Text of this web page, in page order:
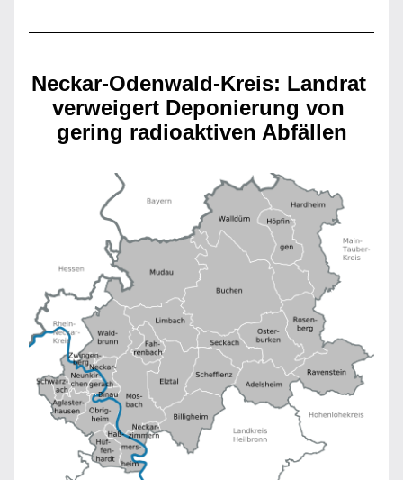
Neckar-Odenwald-Kreis: Landrat
verweigert Deponierung von
gering radioaktiven Abfällen